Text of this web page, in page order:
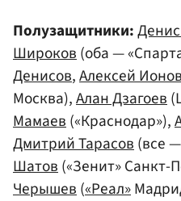
Полузащитники:
Широков(оба —
Денисов,Алексей
Москва),Алан Дзагоев
Мамаев(«Краснодар»),
Дмитрий Тарасов(все
Шатов(«Зенит» Санкт-
Черышев(«Реал»